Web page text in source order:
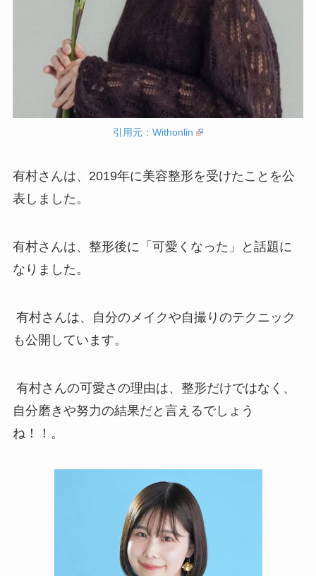
引用元：Withonlin
有村さんは、2019年に美容整形を受けたことを公
表しました。
有村さんは、整形後に「可愛くなった」と話題に
なりました。
有村さんは、自分のメイクや自撮りのテクニック
も公開しています。
有村さんの可愛さの理由は、整形だけではなく、
自分磨きや努力の結果だと言えるでしょう
ね！！。